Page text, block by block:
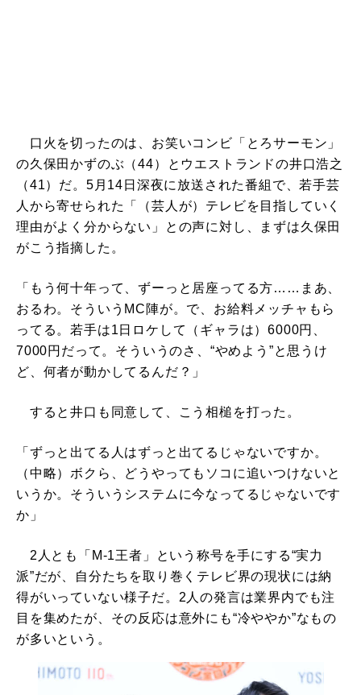
口火を切ったのは、お笑いコンビ「とろサーモン」
の久保田かずのぶ（44）とウエストランドの井口浩之
（41）だ。5月14日深夜に放送された番組で、若手芸
人から寄せられた「（芸人が）テレビを目指していく
理由がよく分からない」との声に対し、まずは久保田
がこう指摘した。
「もう何十年って、ずーっと居座ってる方……まあ、
おるわ。そういうMC陣が。で、お給料メッチャもら
ってる。若手は1日ロケして（ギャラは）6000円、
7000円だって。そういうのさ、“やめよう”と思うけ
ど、何者が動かしてるんだ？」
すると井口も同意して、こう相槌を打った。
「ずっと出てる人はずっと出てるじゃないですか。
（中略）ボクら、どうやってもソコに追いつけないと
いうか。そういうシステムに今なってるじゃないです
か」
2人とも「M-1王者」という称号を手にする“実力
派”だが、自分たちを取り巻くテレビ界の現状には納
得がいっていない様子だ。2人の発言は業界内でも注
目を集めたが、その反応は意外にも“冷ややか”なもの
が多いという。